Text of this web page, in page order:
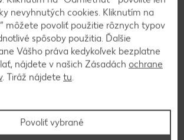
náš
a informácie o horúcich zľavách,
budete mať už dva dni pred
vašej e-mailovej schránke.
nevyhnutých cookies. Kliknutím na
môžete povoliť použitie rôznych typov
spôsoby použitia. Ďalšie
Vášho práva kedykoľvek bezplatne
nájdete v našich Zásadách ochrane
. Tiráž nájdete tu.
Povoliť vybrané